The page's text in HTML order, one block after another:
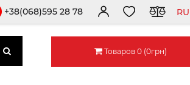
+38(068)595 28 78 RU
Товаров 0 (0грн)